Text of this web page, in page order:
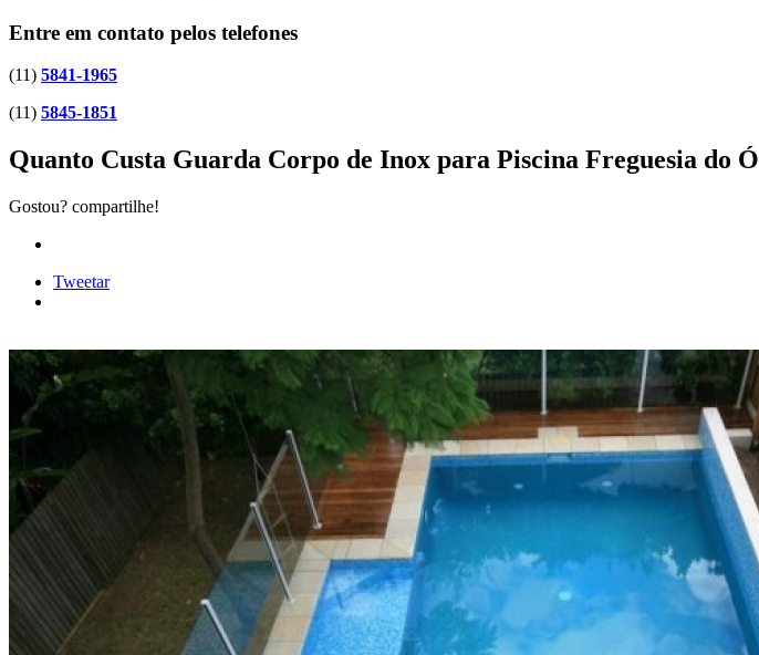
Entre em contato pelos telefones
(11) 5841-1965
(11) 5845-1851
Quanto Custa Guarda Corpo de Inox para Piscina Freguesia do Ó
Gostou? compartilhe!
Tweetar